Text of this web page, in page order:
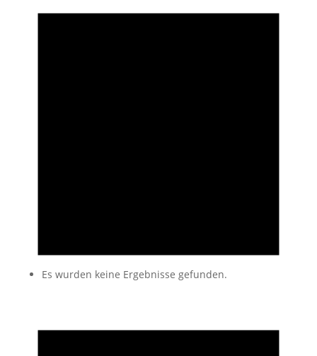
Es wurden keine Ergebnisse gefunden.